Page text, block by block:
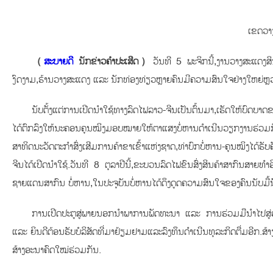
ເຂດວ
（ ສະບາຍດີນັກຂ່າວຄຳປະເສີດ） ວັນທີ 5 ພະຈິກນີ້,ງານວາງສະແດງ
ງົດງາມ,ຮ້ານວາງສະແດງ ແລະ ນັກທ່ອງທ່ຽວຫຼາຍຄົນມີຄວາມສົນໃຈຢ່າງໃຫ
ນັບຕັ້ງແຕ່ການເປີດນໍາໃຊ້ທາງລົດໄຟລາວ-ຈີນເປັນຕົ້ນມາ,ເຮັດໃຫ້ບົດບ
ໄດ້ຕົກລົງໃຫ້ນະຄອນຄຸນໝິງມອບໝາຍໃຫ້ຕາແສງບໍ່ຫານດຳເນີນວຽກງານຮ່
ສາທິດນະວັດຕະກຳສົ່ງເສີມການຄ້າຂາເຂົ້າແຫ່ງຊາດ,ທ່າບົກບໍ່ຫານ-ຄຸນໝິງໄດ້ຮັ
ຈີນໄດ້ເປີດນຳໃຊ້.ວັນທີ 8 ຕຸລາປີນີ້,ຂະບວນລົດໄຟຂົນສົ່ງສິນຄ້າສາກົນສາຍທຳ
ຊາຍແດນສາກົນ ບໍ່ຫານ,ໃນປະຈຸບັນບໍ່ຫານໄດ້ດຶງດູດຄວາມສົນໃຈຂອງຄົນນັບ
ການເປີດປະຕູສູ່ພາຍນອກນຳພາການພັດທະນາ ແລະ ການຮ່ວມມືນຳໄປ
ແລະ ຍິນດີຕ້ອນຮັບບໍລິສັດທີ່ມາຢ້ຽມຢາມແລະລົງທຶນດຳເນີນທຸລະກິດຕື່ມອີກ.
ສ້າງອະນາຄົດໃໝ່ຮ່ວມກັນ.